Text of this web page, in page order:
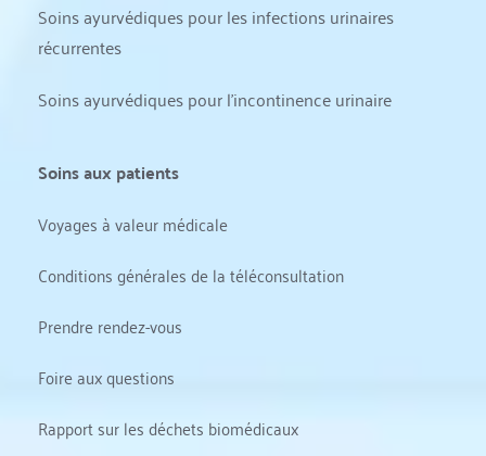
Soins ayurvédiques pour les infections urinaires
récurrentes
Soins ayurvédiques pour l'incontinence urinaire
Soins aux patients
Voyages à valeur médicale
Conditions générales de la téléconsultation
Prendre rendez-vous
Foire aux questions
Rapport sur les déchets biomédicaux